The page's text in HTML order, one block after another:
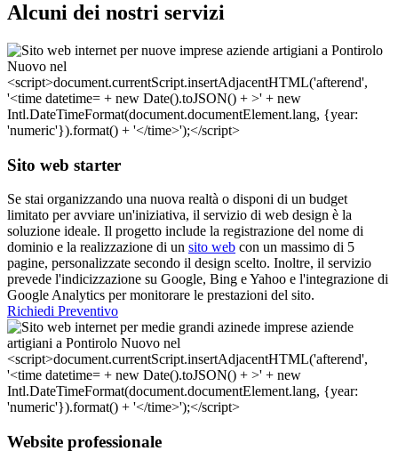
Alcuni dei nostri servizi
Sito web starter
Se stai organizzando una nuova realtà o disponi di un budget
limitato per avviare un'iniziativa, il servizio di web design è la
soluzione ideale. Il progetto include la registrazione del nome di
dominio e la realizzazione di un sito web con un massimo di 5
pagine, personalizzate secondo il design scelto. Inoltre, il servizio
prevede l'indicizzazione su Google, Bing e Yahoo e l'integrazione di
Google Analytics per monitorare le prestazioni del sito.
Richiedi Preventivo
Website professionale